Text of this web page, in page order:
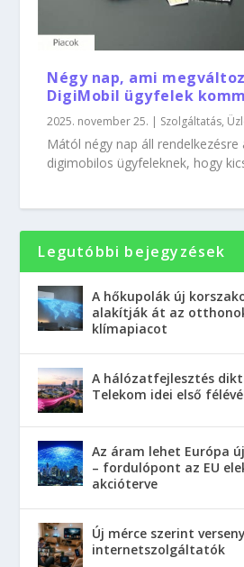
Négy nap, ami
DigiMobil ügyfelek
2025. november 25. | Szolgáltatás,
Mától négy nap áll rendelkezésre
digimobilos ügyfeleknek, hogy
Legutóbbi bejegyzések
A hőkupolák új
alakítják át az
klímapiacot
A hálózatfejlesztés
Telekom idei első
Az áram lehet Európa
– fordulópont az EU
akcióterve
Új mérce szerint
internetszolgáltatók